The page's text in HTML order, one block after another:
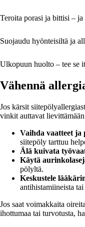
Teroita porasi ja bittisi – ja
Suojaudu hyönteisiltä ja
Ulkopuun huolto – tee se
Vähennä
Jos kärsit
vinkit auttavat
Vaihda vaatteet ja
siitepöly tarttuu
Älä kuivata
Käytä
pölyltä.
Keskustele
antihistamiineista
Jos saat voimakkaita
ihottumaa tai turvotusta,